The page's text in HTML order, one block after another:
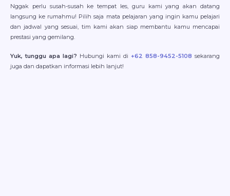
Nggak perlu susah-susah ke tempat les, guru kami yang akan datang
langsung ke rumahmu! Pilih saja mata pelajaran yang ingin kamu pelajari
dan jadwal yang sesuai, tim kami akan siap membantu kamu mencapai
prestasi yang gemilang.
Yuk, tunggu apa lagi? Hubungi kami di +62 858-9452-5108 sekarang
juga dan dapatkan informasi lebih lanjut!